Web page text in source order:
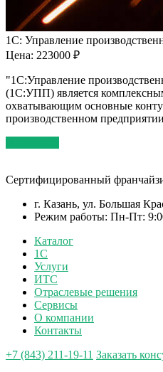
1С: Управление
Цена: 223000 ₽
"1C:Управление
(1С:УПП) является
охватывающим основные
производственном
Сертифицированный
г. Казань, ул. Большая
Режим работы: Пн-Пт:
Каталог
1С
Услуги
ИТС
Отраслевые решения
Сервисы
О компании
Контакты
+7 (843) 211-19-11 Заказать